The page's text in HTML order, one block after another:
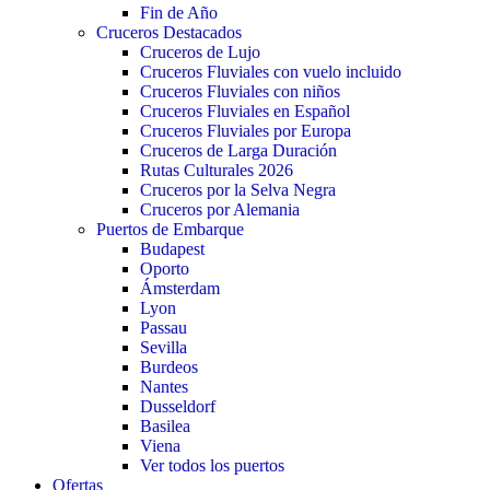
Fin de Año
Cruceros Destacados
Cruceros de Lujo
Cruceros Fluviales con vuelo incluido
Cruceros Fluviales con niños
Cruceros Fluviales en Español
Cruceros Fluviales por Europa
Cruceros de Larga Duración
Rutas Culturales 2026
Cruceros por la Selva Negra
Cruceros por Alemania
Puertos de Embarque
Budapest
Oporto
Ámsterdam
Lyon
Passau
Sevilla
Burdeos
Nantes
Dusseldorf
Basilea
Viena
Ver todos los puertos
Ofertas